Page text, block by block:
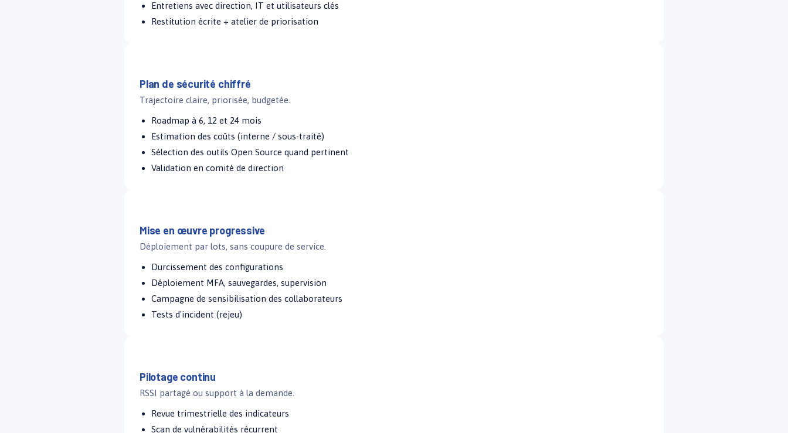
Entretiens avec direction, IT et utilisateurs clés
Restitution écrite + atelier de priorisation
Plan de sécurité chiffré
Trajectoire claire, priorisée, budgetée.
Roadmap à 6, 12 et 24 mois
Estimation des coûts (interne / sous-traité)
Sélection des outils Open Source quand pertinent
Validation en comité de direction
Mise en œuvre progressive
Déploiement par lots, sans coupure de service.
Durcissement des configurations
Déploiement MFA, sauvegardes, supervision
Campagne de sensibilisation des collaborateurs
Tests d'incident (rejeu)
Pilotage continu
RSSI partagé ou support à la demande.
Revue trimestrielle des indicateurs
Scan de vulnérabilités récurrent